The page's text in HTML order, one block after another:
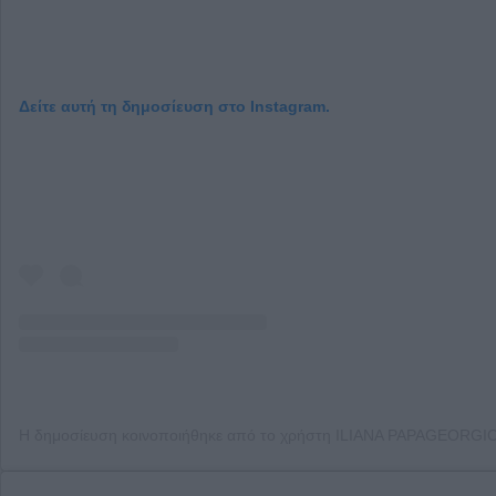
Δείτε αυτή τη δημοσίευση στο Instagram.